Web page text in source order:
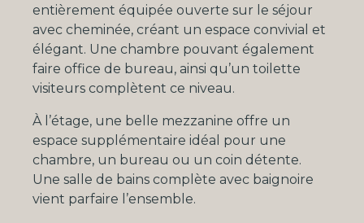
entièrement équipée ouverte sur le séjour
avec cheminée, créant un espace convivial et
élégant. Une chambre pouvant également
faire office de bureau, ainsi qu’un toilette
visiteurs complètent ce niveau.
À l’étage, une belle mezzanine offre un
espace supplémentaire idéal pour une
chambre, un bureau ou un coin détente.
Une salle de bains complète avec baignoire
vient parfaire l’ensemble.